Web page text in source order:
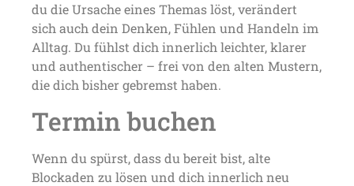
du die Ursache eines Themas löst, verändert
sich auch dein Denken, Fühlen und Handeln im
Alltag. Du fühlst dich innerlich leichter, klarer
und authentischer – frei von den alten Mustern,
die dich bisher gebremst haben.
Termin buchen
Wenn du spürst, dass du bereit bist, alte
Blockaden zu lösen und dich innerlich neu